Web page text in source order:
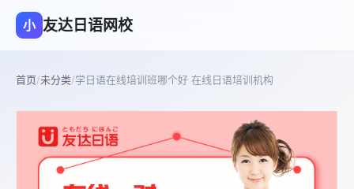
小 友达日语网校
首页/未分类/学日语在线培训班哪个好 在线日语培训机构